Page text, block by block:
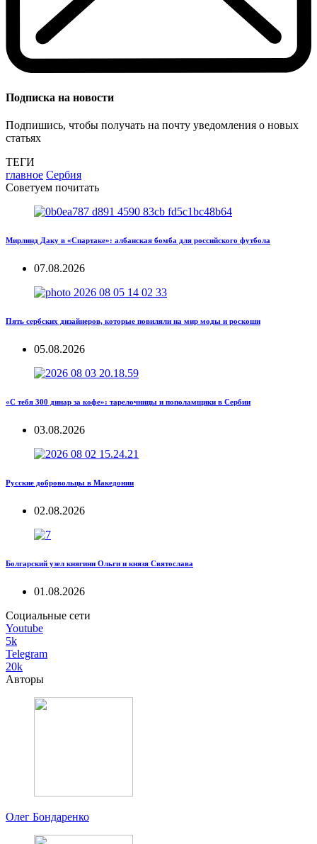
Подписка на новости
Подпишись, чтобы получать на почту уведомления о новых
статьях
ТЕГИ
главное Сербия
Советуем почитать
Мирлинд Даку в «Спартаке»: албанская бомба для российского футбола
07.08.2026
Пять сербских дизайнеров, которые повиляли на мир моды и роскоши
05.08.2026
«С тебя 300 динар за кофе»: тарелочницы и пополамщики в Сербии
03.08.2026
Русские добровольцы в Македонии
02.08.2026
Болгарский узел княгини Ольги и князя Святослава
01.08.2026
Социальные сети
Youtube
5k
Telegram
20k
Авторы
Олег Бондаренко